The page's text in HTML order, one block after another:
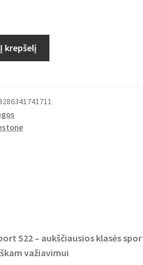
Į krepšelį
S22 – aukščiausios klasės
važiavimui